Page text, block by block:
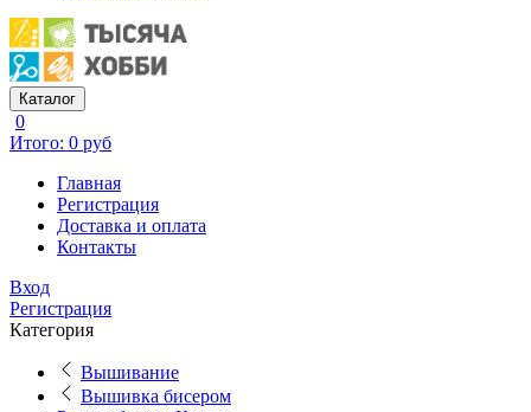
Каталог
0
Итого: 0 руб
Главная
Регистрация
Доставка и оплата
Контакты
Вход
Регистрация
Категория
Вышивание
Вышивка бисером